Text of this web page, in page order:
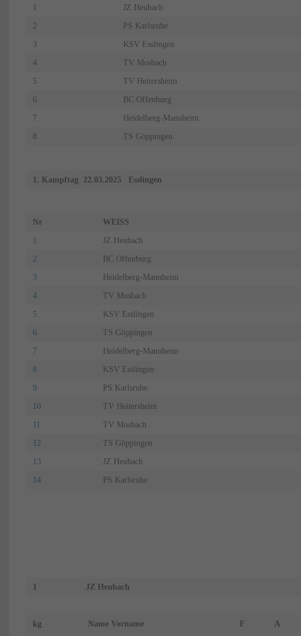
1 JZ Heubach
2 PS Karlsruhe
3 KSV Esslingen
4 TV Mosbach
5 TV Heitersheim
6 BC Offenburg
7 Heidelberg-Mannheim
8 TS Göppingen
1. Kampftag 22.03.2025 Esslingen
Nr WEISS
1 JZ Heubach
2 BC Offenburg
3 Heidelberg-Mannheim
4 TV Mosbach
5 KSV Esslingen
6 TS Göppingen
7 Heidelberg-Mannheim
8 KSV Esslingen
9 PS Karlsruhe
10 TV Heitersheim
11 TV Mosbach
12 TS Göppingen
13 JZ Heubach
14 PS Karlsruhe
1 JZ Heubach
kg Name Vorname F A